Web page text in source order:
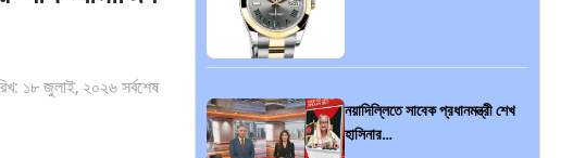
১৮ জুলাই, ২০২৬ সর্বশেষ
নয়াদিল্লিতে সাবেক প্রধানমন্ত্রী শেখ
হাসিনার…